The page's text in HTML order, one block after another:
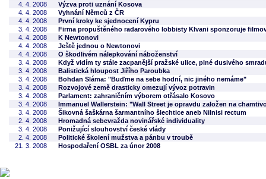
4. 4. 2008
Výzva proti uznání Kosova
4. 4. 2008
Vyhnání Němců z ČR
4. 4. 2008
První kroky ke sjednocení Kypru
3. 4. 2008
Firma propuštěného radarového lobbisty Klvani sponzoruje
4. 4. 2008
K Newtonovi
4. 4. 2008
Ještě jednou o Newtonovi
4. 4. 2008
O škodlivém nálepkování náboženství
3. 4. 2008
Když vidím ty stále zacpanější pražské ulice, plné dusivého
3. 4. 2008
Balistická hloupost Jiřího Paroubka
3. 4. 2008
Bohdan Sláma: "Buďme na sebe hodní, nic jiného nemáme"
3. 4. 2008
Rozvojové země drasticky omezují vývoz potravin
3. 4. 2008
Parlament: zahraničním výborem otřásalo Kosovo
3. 4. 2008
Immanuel Wallerstein: "Wall Street je opravdu založen na
3. 4. 2008
Šikovná šaškárna šarmantního šlechtice aneb Nilnisi rectum
2. 4. 2008
Hromadná sebevražda novinářské individuality
3. 4. 2008
Ponižující slouhovství české vlády
2. 4. 2008
Politické školení mužstva a pánbu v troubě
21. 3. 2008
Hospodaření OSBL za únor 2008